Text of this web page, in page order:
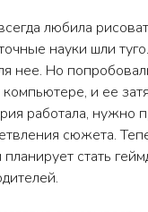
любила
науки шли
нее. Но
и ее
работала, нужно
сюжета.
планирует стать